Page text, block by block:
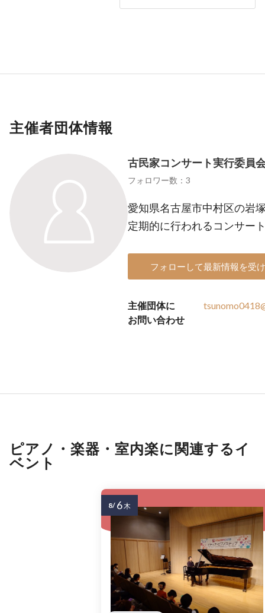
主催者団体情報
古民家コンサート実行委員
フォロワー数：3
愛知県名古屋市中村区の岩
定期的に行われるコンサー
フォローして最新情報を受
主催団体に
お問い合わせ
ピアノ・楽器・室内楽に関連するイ
ベント
8/ 6木